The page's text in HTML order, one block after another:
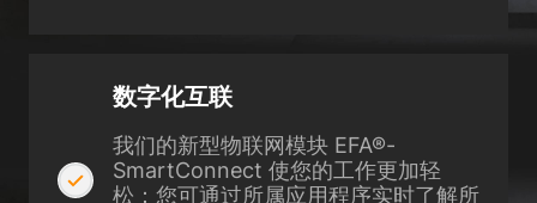
数字化互联
我们的新型物联网模块 EFA®-
SmartConnect 使您的工作更加轻
松：您可通过所属应用程序实时了解所
Essential cookies enable basic functions and are necessary for the
Show Cookie Information